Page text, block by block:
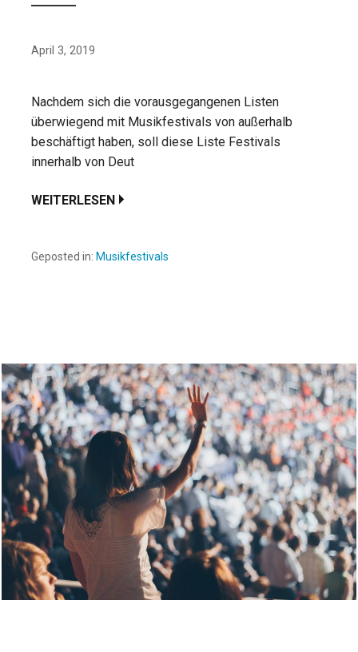
April 3, 2019
Nachdem sich die vorausgegangenen Listen
überwiegend mit Musikfestivals von außerhalb
beschäftigt haben, soll diese Liste Festivals
innerhalb von Deut
WEITERLESEN
Geposted in: Musikfestivals